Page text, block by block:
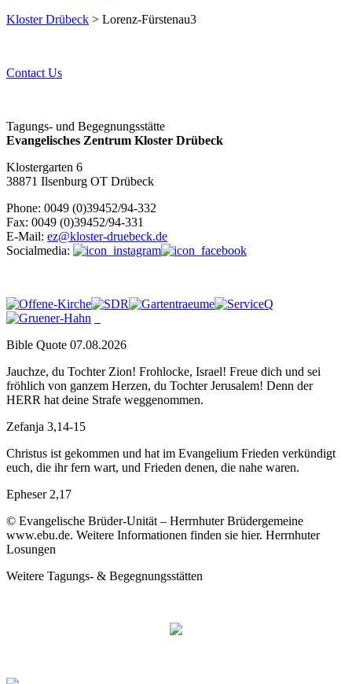
Kloster Drübeck > Lorenz-Fürstenau3
Contact Us
Tagungs- und Begegnungsstätte
Evangelisches Zentrum Kloster Drübeck
Klostergarten 6
38871 Ilsenburg OT Drübeck
Phone: 0049 (0)39452/94-332
Fax: 0049 (0)39452/94-331
E-Mail: ez@kloster-druebeck.de
Socialmedia:
Bible Quote 07.08.2026
Jauchze, du Tochter Zion! Frohlocke, Israel! Freue dich und sei
fröhlich von ganzem Herzen, du Tochter Jerusalem! Denn der
HERR hat deine Strafe weggenommen.
Zefanja 3,14-15
Christus ist gekommen und hat im Evangelium Frieden verkündigt
euch, die ihr fern wart, und Frieden denen, die nahe waren.
Epheser 2,17
© Evangelische Brüder-Unität – Herrnhuter Brüdergemeine
www.ebu.de. Weitere Informationen finden sie hier. Herrnhuter
Losungen
Weitere Tagungs- & Begegnungsstätten